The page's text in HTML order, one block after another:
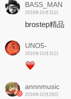
BASS_MAN
2016年10月31日
brostep精品
UNO5-
2016年10月31日
annnmusic
2016年10月29日